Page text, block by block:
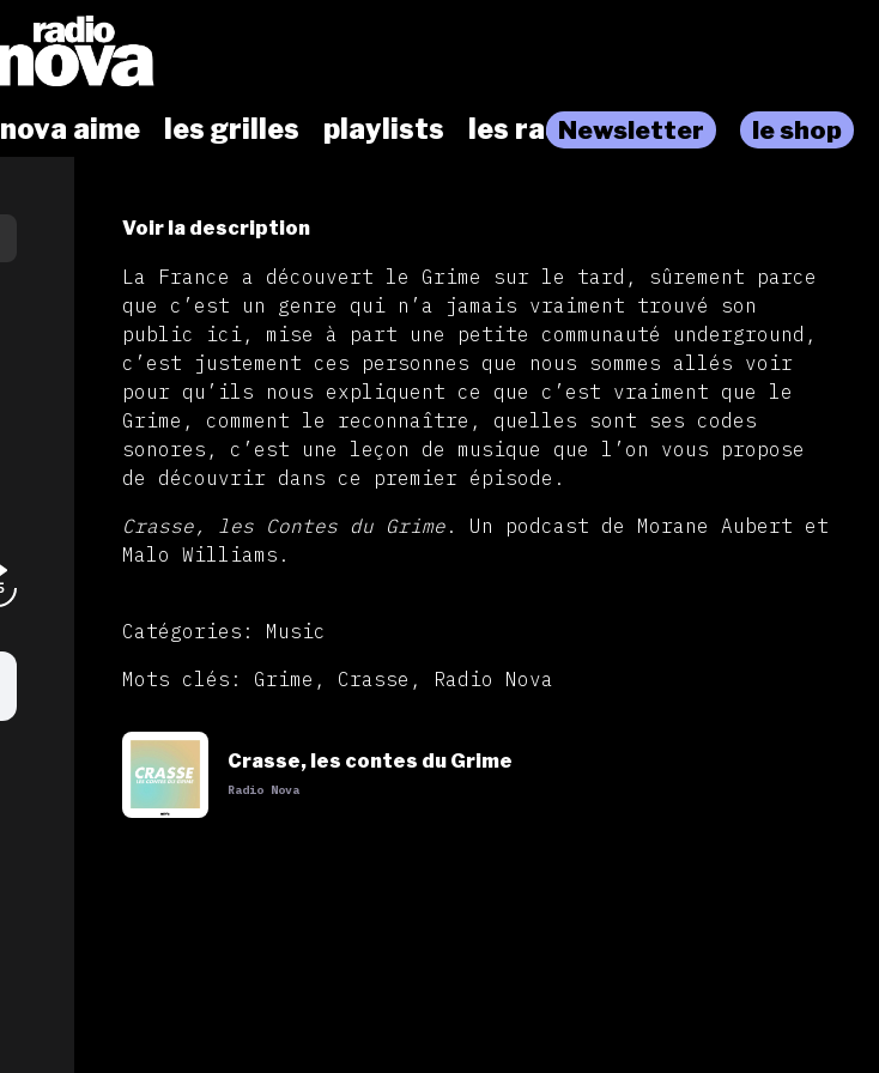
nova aime les grilles playlists les radiosNewsletter le shop
Voir la description
La France a découvert le Grime sur le tard, sûrement parce
que c’est un genre qui n’a jamais vraiment trouvé son
public ici, mise à part une petite communauté underground,
c’est justement ces personnes que nous sommes allés voir
pour qu’ils nous expliquent ce que c’est vraiment que le
Grime, comment le reconnaître, quelles sont ses codes
sonores, c’est une leçon de musique que l’on vous propose
de découvrir dans ce premier épisode.
Crasse, les Contes du Grime . Un podcast de Morane Aubert et
Malo Williams.
Catégories: Music
Mots clés: Grime, Crasse, Radio Nova
Crasse, les contes du Grime
Radio Nova